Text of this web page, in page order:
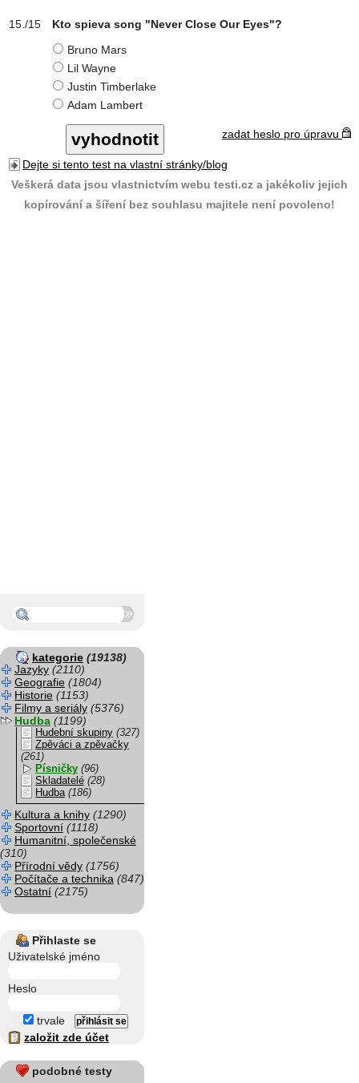
Kto spieva song "Never Close Our Eyes"?
Bruno Mars
Lil Wayne
Justin Timberlake
Adam Lambert
zadat heslo pro úpravu
Dejte si tento test na vlastní stránky/blog
Veškerá data jsou vlastnictvím webu testi.cz a jakékoliv jejich
kopírování a šíření bez souhlasu majitele není povoleno!
kategorie (19138)
Jazyky (2110)
Geografie (1804)
Historie (1153)
Filmy a seriály (5376)
Hudba (1199)
Hudební skupiny (327)
Zpěváci a zpěvačky
(261)
Písničky (96)
Skladatelé (28)
Hudba (186)
Kultura a knihy (1290)
Sportovní (1118)
Humanitní, společenské
(310)
Přírodní vědy (1756)
Počítače a technika (847)
Ostatní (2175)
Přihlaste se
Uživatelské jméno
Heslo
trvale
založit zde účet
podobné testy